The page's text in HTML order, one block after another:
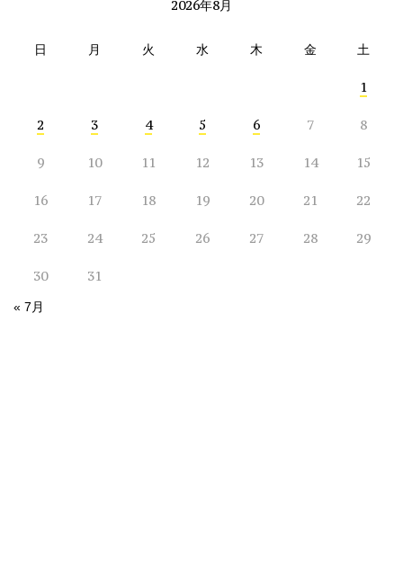
2026年8月
日 月 火 水 木 金 土
1
2 3 4 5 6 7 8
9 10 11 12 13 14 15
16 17 18 19 20 21 22
23 24 25 26 27 28 29
30 31
« 7月